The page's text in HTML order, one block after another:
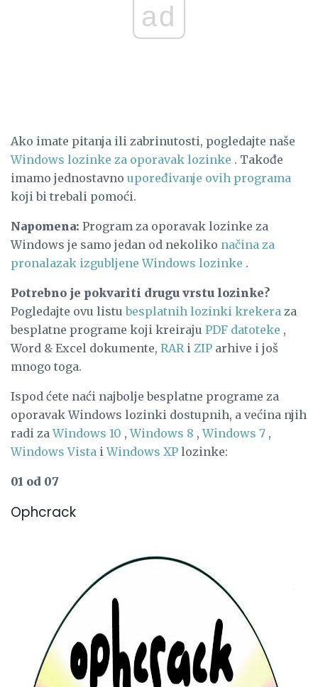
ad
Ako imate pitanja ili zabrinutosti, pogledajte naše
Windows lozinke za oporavak lozinke . Takođe
imamo jednostavno upoređivanje ovih programa
koji bi trebali pomoći.
Napomena: Program za oporavak lozinke za
Windows je samo jedan od nekoliko načina za
pronalazak izgubljene Windows lozinke .
Potrebno je pokvariti drugu vrstu lozinke?
Pogledajte ovu listubesplatnih lozinki krekera za
besplatne programe koji kreiraju PDF datoteke ,
Word & Excel dokumente, RAR i ZIP arhive i još
mnogo toga.
Ispod ćete naći najbolje besplatne programe za
oporavak Windows lozinki dostupnih, a većina njih
radi zaWindows 10 ,Windows 8 ,Windows 7 ,
Windows Vista iWindows XP lozinke:
01 od 07
Ophcrack